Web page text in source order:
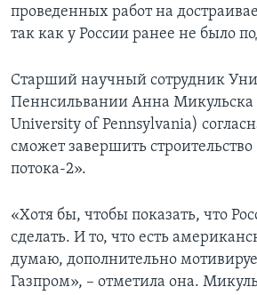
проведенных работ на
так как у России ранее не было
Старший научный сотрудник
Пеннсильвании Анна
University of Pennsylvania)
сможет завершить
потока-2».
«Хотя бы, чтобы показать, что
сделать. И то, что есть
думаю, дополнительно
Газпром», – отметила она.